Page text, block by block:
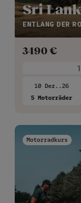
Sri
ENTLANG DER
3490 €
10 Dez..26
5 Motorräder
Motorradkurs